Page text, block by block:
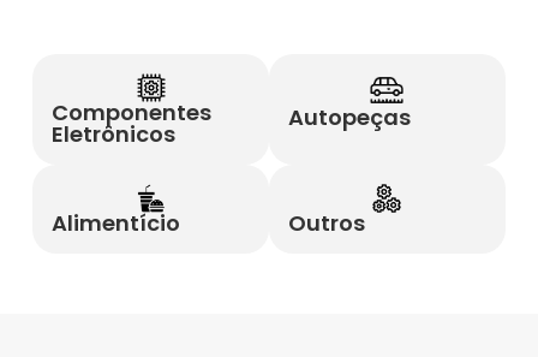
Componentes
Eletrônicos
Autopeças
Alimentício Outros